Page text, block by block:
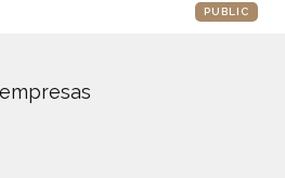
PUBLIC